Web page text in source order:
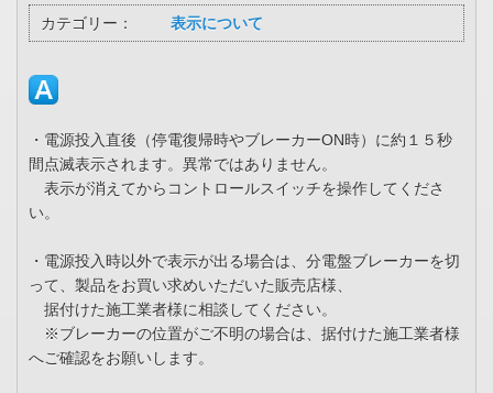
カテゴリー： 表示について
・電源投入直後（停電復帰時やブレーカーON時）に約１５秒
間点滅表示されます。異常ではありません。
表示が消えてからコントロールスイッチを操作してくださ
い。
・電源投入時以外で表示が出る場合は、分電盤ブレーカーを切
って、製品をお買い求めいただいた販売店様、
据付けた施工業者様に相談してください。
※ブレーカーの位置がご不明の場合は、据付けた施工業者様
へご確認をお願いします。